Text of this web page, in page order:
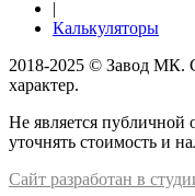
Калькуляторы
2018-2025 © Завод МК.
характер.
Не является
уточнять стоимость и
Сайт разработан в